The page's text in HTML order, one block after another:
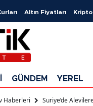
Altın Fiyatları Kripto
GÜNDEM YEREL
Haberleri Suriye’de